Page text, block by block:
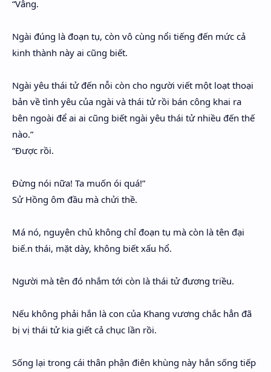
“Vâng.
Ngài đúng là đoạn tụ, còn vô cùng nổi tiếng đến mức cả
kinh thành này ai cũng biết.
Ngài yêu thái tử đến nỗi còn cho người viết một loạt thoại
bản về tình yêu của ngài và thái tử rồi bán công khai ra
bên ngoài để ai ai cũng biết ngài yêu thái tử nhiều đến thế
nào.”
“Được rồi.
Đừng nói nữa! Ta muốn ói quá!”
Sử Hồng ôm đầu mà chửi thề.
Má nó, nguyên chủ không chỉ đoạn tụ mà còn là tên đại
biế.n thái, mặt dày, không biết xấu hổ.
Người mà tên đó nhắm tới còn là thái tử đương triều.
Nếu không phải hắn là con của Khang vương chắc hẳn đã
bị vị thái tử kia giết cả chục lần rồi.
Sống lại trong cái thân phận điên khùng này hắn sống tiếp